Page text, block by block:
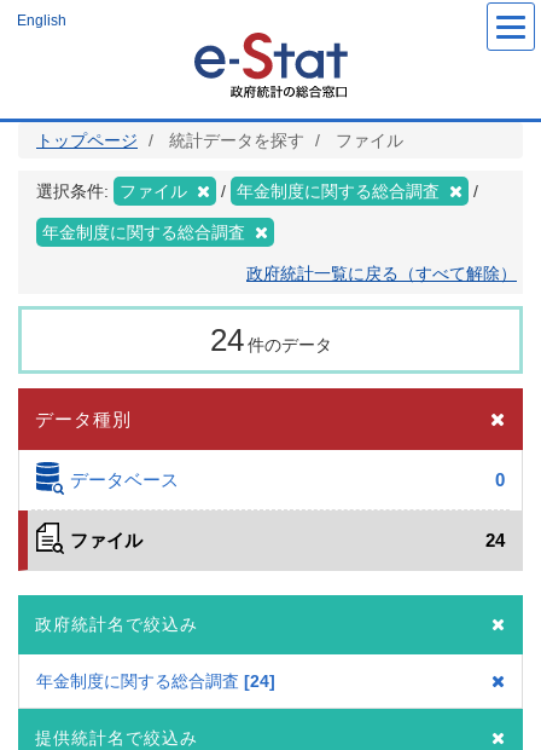
ツ
English
トップページ 統計データを探す ファイル
選択条件: ファイル 年金制度に関する総合調査
年金制度に関する総合調査
政府統計一覧に戻る（すべて解除）
24 件のデータ
データ種別
データベース 0
ファイル 24
政府統計名で絞込み
年金制度に関する総合調査 24
提供統計名で絞込み